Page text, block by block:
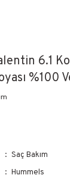
6.1
%100
Saç Bakım
Hummels